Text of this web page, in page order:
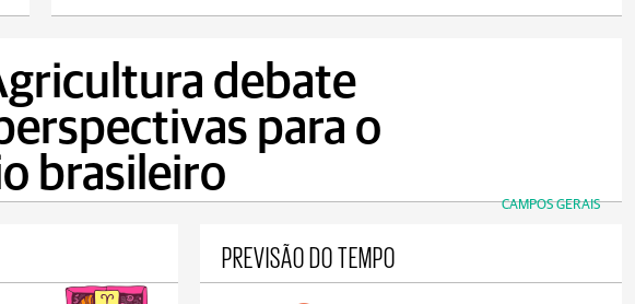
debate
para o
brasileiro
CAMPOS GERAIS
PREVISÃO DO TEMPO